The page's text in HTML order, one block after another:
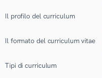
Il profilo del curriculum
Il formato del curriculum vitae
Tipi di curriculum